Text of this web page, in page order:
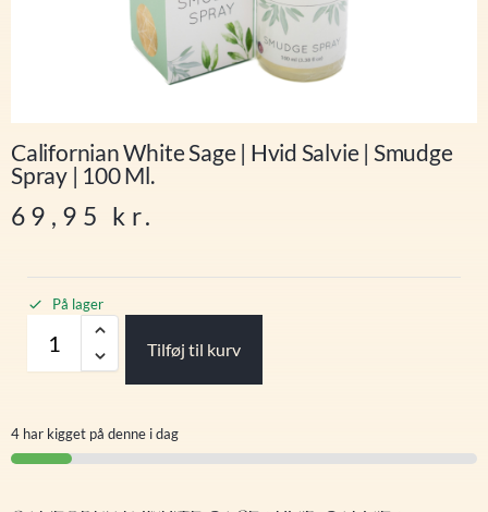
Californian White Sage | Hvid Salvie | Smudge
Spray | 100 Ml.
69,95 kr.
På lager
Tilføj til kurv
4 har kigget på denne i dag